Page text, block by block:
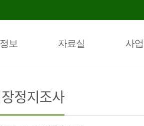
보 자료실 사
정지조사